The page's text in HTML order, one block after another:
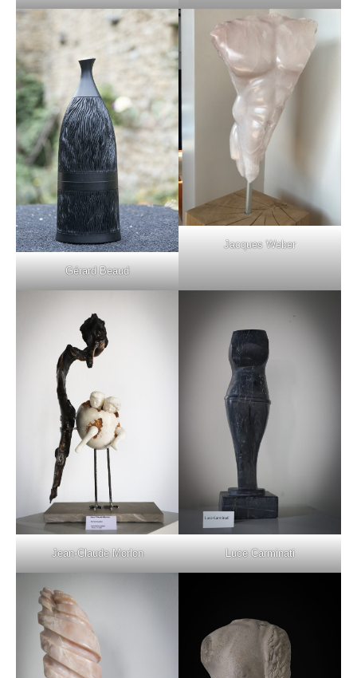
Gérard Beaud
Jacques Weber
Jean-Claude Morlon Luce Carminati